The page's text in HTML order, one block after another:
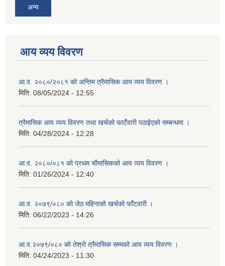
अन्य
आय व्यय विवरण
आ.व. २०८०/२०८१ को अन्तिम त्रैमासिक आय व्यय विवरण ।
मिति: 08/05/2024 - 12:55
त्रैमासिक आय व्यय विवरण तथा खर्चको फाटँवारी पठाईएको सम्बन्धमा ।
मिति: 04/28/2024 - 12:28
आ.व. २०८०/०८१ को प्रथम चौमासिकको आय व्यय विवरण ।
मिति: 01/26/2024 - 12:40
आ.व. २०७९/०८० को जेठ महिनाको खर्चको फाँटवारी ।
मिति: 06/22/2023 - 14:26
आ.व.२०७९/०८० को तेश्रो त्रैमासिक सम्मको आय व्यय विवरण ।
मिति: 04/24/2023 - 11:30